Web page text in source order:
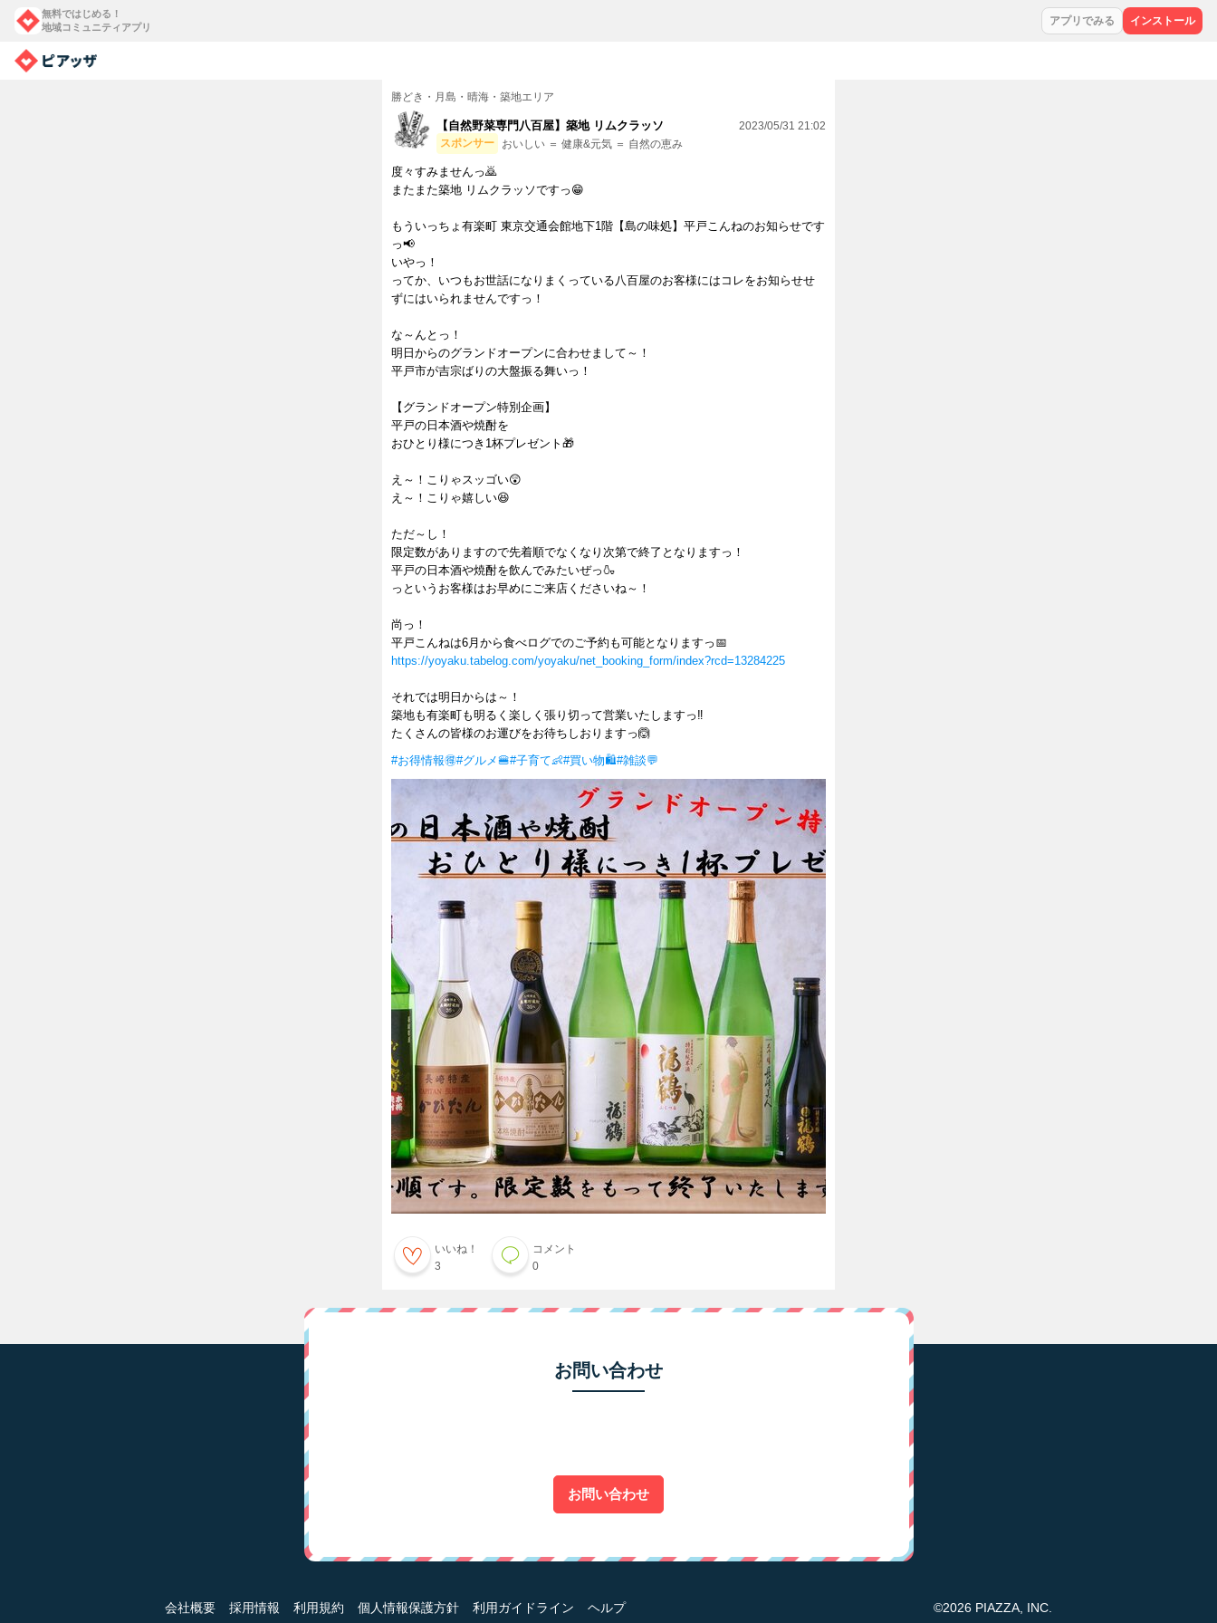
無料ではじめる！
地域コミュニティアプリ
アプリでみる インストール
勝どき・月島・晴海・築地エリア
【自然野菜専門八百屋】築地 リムクラッソ
スポンサー おいしい ＝ 健康&元気 ＝ 自然の恵み
2023/05/31 21:02
度々すみませんっ🙇
またまた築地 リムクラッソですっ😁
もういっちょ有楽町 東京交通会館地下1階【島の味処】平戸こんねのお知らせです
っ📢
いやっ！
ってか、いつもお世話になりまくっている八百屋のお客様にはコレをお知らせせ
ずにはいられませんですっ！
な～んとっ！
明日からのグランドオープンに合わせまして～！
平戸市が吉宗ばりの大盤振る舞いっ！
【グランドオープン特別企画】
平戸の日本酒や焼酎を
おひとり様につき1杯プレゼント🎁
え～！こりゃスッゴい😲
え～！こりゃ嬉しい😆
ただ～し！
限定数がありますので先着順でなくなり次第で終了となりますっ！
平戸の日本酒や焼酎を飲んでみたいぜっ🍶
っというお客様はお早めにご来店くださいね～！
尚っ！
平戸こんねは6月から食べログでのご予約も可能となりますっ📅
https://yoyaku.tabelog.com/yoyaku/net_booking_form/index?rcd=13284225
それでは明日からは～！
築地も有楽町も明るく楽しく張り切って営業いたしますっ‼
たくさんの皆様のお運びをお待ちしおりますっ🙆
#お得情報🉐#グルメ🍔#子育て👶#買い物🛍#雑談💬
いいね！
3
コメント
0
お問い合わせ
お問い合わせ
会社概要 採用情報 利用規約 個人情報保護方針 利用ガイドライン ヘルプ ©2026 PIAZZA, INC.